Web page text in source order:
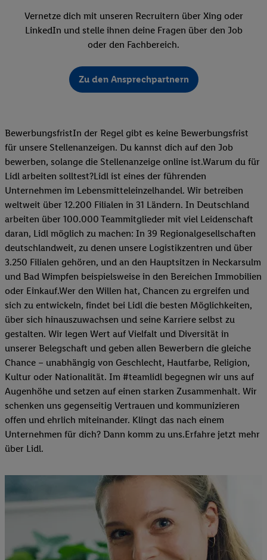
Vernetze dich mit unseren Recruitern über Xing oder
LinkedIn und stelle ihnen deine Fragen über den Job
oder den Fachbereich.
Zu den Ansprechpartnern
BewerbungsfristIn der Regel gibt es keine Bewerbungsfrist
für unsere Stellenanzeigen. Du kannst dich auf den Job
bewerben, solange die Stellenanzeige online ist.Warum du für
Lidl arbeiten solltest?Lidl ist eines der führenden
Unternehmen im Lebensmitteleinzelhandel. Wir betreiben
weltweit über 12.200 Filialen in 31 Ländern. In Deutschland
arbeiten über 100.000 Teammitglieder mit viel Leidenschaft
daran, Lidl möglich zu machen: In 39 Regionalgesellschaften
deutschlandweit, zu denen unsere Logistikzentren und über
3.250 Filialen gehören, und an den Hauptsitzen in Neckarsulm
und Bad Wimpfen beispielsweise in den Bereichen Immobilien
oder Einkauf.Wer den Willen hat, Chancen zu ergreifen und
sich zu entwickeln, findet bei Lidl die besten Möglichkeiten,
über sich hinauszuwachsen und seine Karriere selbst zu
gestalten. Wir legen Wert auf Vielfalt und Diversität in
unserer Belegschaft und geben allen Bewerbern die gleiche
Chance – unabhängig von Geschlecht, Hautfarbe, Religion,
Kultur oder Nationalität. Im #teamlidl begegnen wir uns auf
Augenhöhe und setzen auf einen starken Zusammenhalt. Wir
schenken uns gegenseitig Vertrauen und kommunizieren
offen und ehrlich miteinander. Klingt das nach einem
Unternehmen für dich? Dann komm zu uns.​Erfahre jetzt mehr
über Lidl.